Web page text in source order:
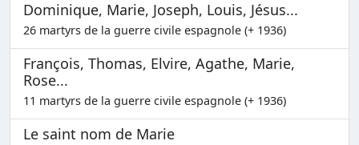
Dominique, Marie, Joseph, Louis, Jésus...
26 martyrs de la guerre civile espagnole (+ 1936)
François, Thomas, Elvire, Agathe, Marie,
Rose...
11 martyrs de la guerre civile espagnole (+ 1936)
Le saint nom de Marie